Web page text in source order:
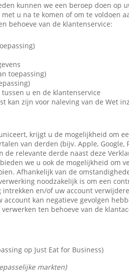
kunnen we een beroep doen op
u na te komen of om te voldoen
behoeve van de klantenservice:
toepassing)
u en de klantenservice
kan zijn voor naleving van de Wet
krijgt u de mogelijkheid om
van derden (bijv. Apple, Google,
relevante derde naast deze
we u ook de mogelijkheid om
Afhankelijk van de
noodzakelijk is om een
en/of uw account
kan negatieve gevolgen
ten behoeve van de
op Just Eat for Business)
markten)